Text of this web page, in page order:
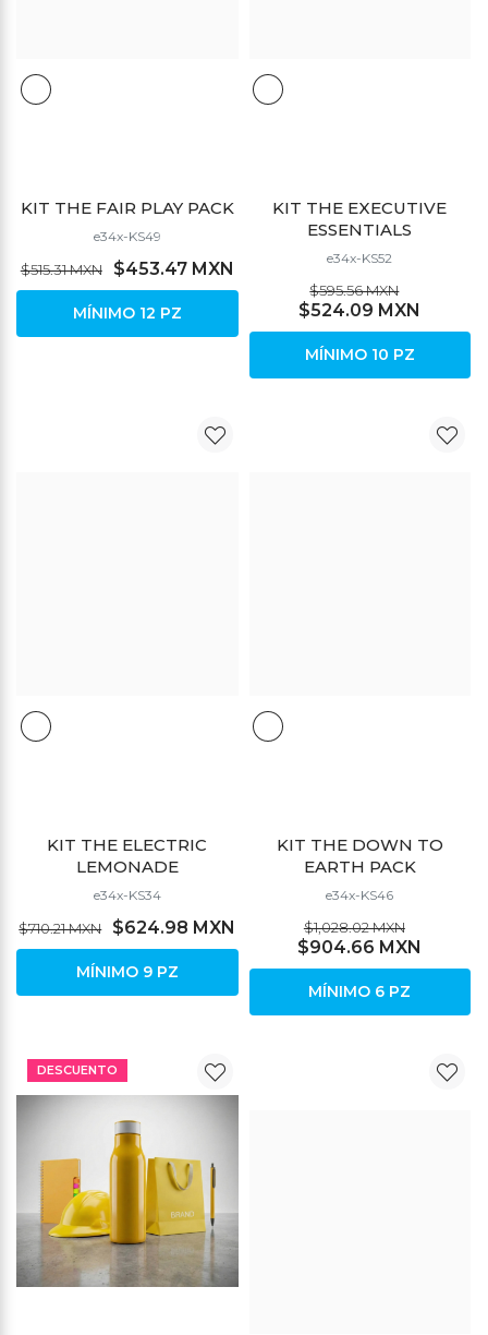
KIT THE FAIR PLAY PACK
e34x-KS49
$515.31 MXN $453.47 MXN
MÍNIMO 12 PZ
KIT THE EXECUTIVE
ESSENTIALS
e34x-KS52
$595.56 MXN
$524.09 MXN
MÍNIMO 10 PZ
KIT THE ELECTRIC
LEMONADE
e34x-KS34
$710.21 MXN $624.98 MXN
MÍNIMO 9 PZ
KIT THE DOWN TO
EARTH PACK
e34x-KS46
$1,028.02 MXN
$904.66 MXN
MÍNIMO 6 PZ
DESCUENTO